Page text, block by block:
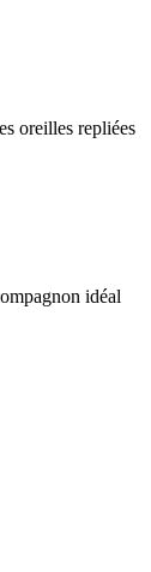
oreilles repliées
idéal